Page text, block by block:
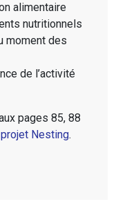
alimentaire
nutritionnels
moment des
de l’activité
pages 85, 88
projet Nesting.